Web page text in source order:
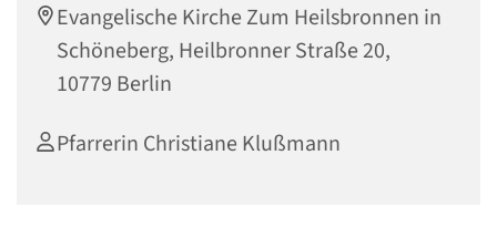
Evangelische Kirche Zum Heilsbronnen in
Schöneberg, Heilbronner Straße 20,
10779 Berlin
Pfarrerin Christiane Klußmann